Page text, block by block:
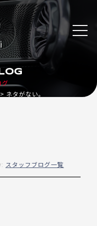
グ
ネタがない。
スタッフブログ一覧